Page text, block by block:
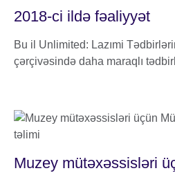
2018-ci ildə fəaliyyət
Bu il Unlimited: Lazımi
çərçivəsində daha maraqlı
Muzey mütəxəssisləri